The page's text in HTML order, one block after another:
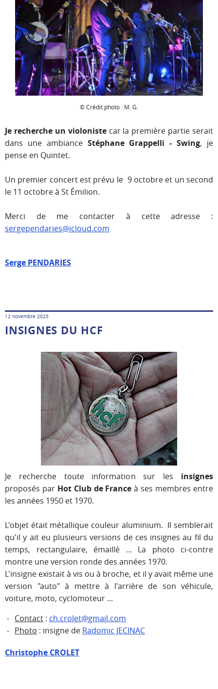
© Crédit photo : M. G.
Je recherche un violonistecar la première partie serait
dans une ambiance Stéphane Grappelli - Swing, je
pense en Quintet.
Un premier concert est prévu le 9 octobre et un second
le 11 octobre à St Émilion.
Merci de me contacter à cette adresse :
sergependaries@icloud.com
Serge PENDARIES
12 novembre 2025
INSIGNES DU HCF
Je recherche toute information sur les insignes
proposés par Hot Club de France à ses membres entre
les années 1950 et 1970.
L'objet était métallique couleur aluminium. Il semblerait
qu'il y ait eu plusieurs versions de ces insignes au fil du
temps, rectangulaire, émaillé
... La photo ci-contre
montre une version ronde des années 1970.
L'insigne existait à vis ou à broche, et il y avait même une
version "auto" à mettre à l'arrière de son véhicule,
voiture, moto, cyclomoteur ...
Contact : ch.crolet@gmail.com
Photo : insigne de Radomic JECINAC
Christophe CROLET